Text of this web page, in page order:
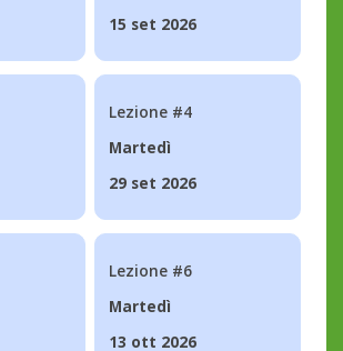
15 set 2026
Lezione #4
Martedì
29 set 2026
Lezione #6
Martedì
13 ott 2026